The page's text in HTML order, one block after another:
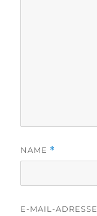
NAME *
E-MAIL-ADRESSE